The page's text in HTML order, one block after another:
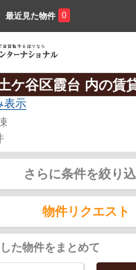
最近見た物件 0
ケ谷区霞台 内の賃
表示
さらに条件を絞り
物件リクエスト
た物件をまとめて